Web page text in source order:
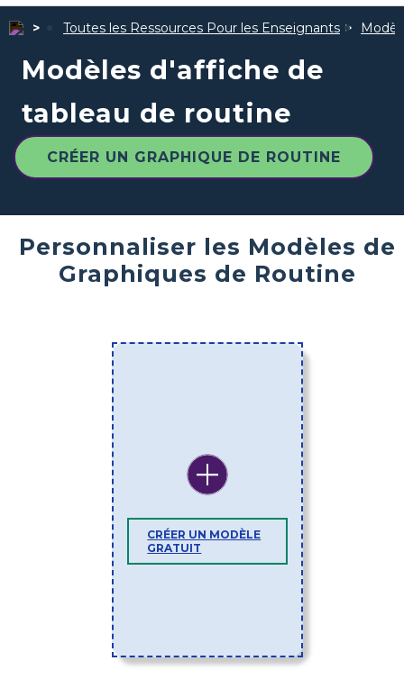
Toutes les Ressources Pour les Enseignants
Modèles d'affiche de
tableau de routine
CRÉER UN GRAPHIQUE DE ROUTINE
Personnaliser les Modèles de
Graphiques de Routine
CRÉER UN MODÈLE
GRATUIT